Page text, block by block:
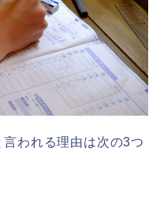
われる理由は次の3つ